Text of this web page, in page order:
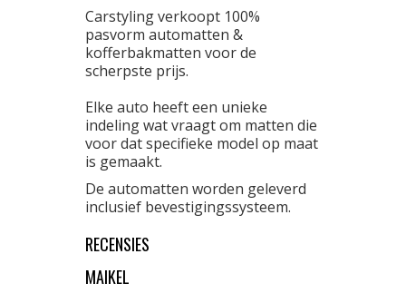
Carstyling verkoopt 100%
pasvorm automatten &
kofferbakmatten voor de
scherpste prijs.
Elke auto heeft een unieke
indeling wat vraagt om matten die
voor dat specifieke model op maat
is gemaakt.
De automatten worden geleverd
inclusief bevestigingssysteem.
RECENSIES
MAIKEL